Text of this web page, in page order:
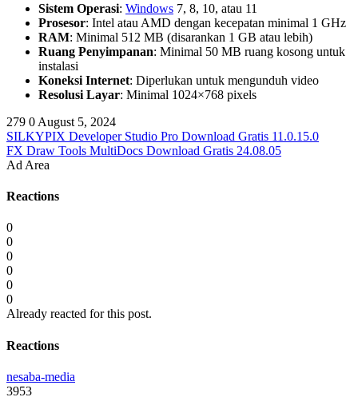
Sistem Operasi: Windows 7, 8, 10, atau 11
Prosesor: Intel atau AMD dengan kecepatan minimal 1 GHz
RAM: Minimal 512 MB (disarankan 1 GB atau lebih)
Ruang Penyimpanan: Minimal 50 MB ruang kosong untuk
instalasi
Koneksi Internet: Diperlukan untuk mengunduh video
Resolusi Layar: Minimal 1024×768 pixels
279 0 August 5, 2024
SILKYPIX Developer Studio Pro Download Gratis 11.0.15.0
FX Draw Tools MultiDocs Download Gratis 24.08.05
Ad Area
Reactions
0
0
0
0
0
0
Already reacted for this post.
Reactions
nesaba-media
3953